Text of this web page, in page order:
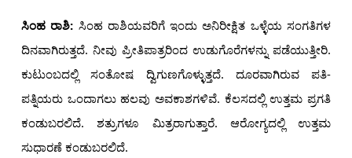
ಸಿಂಹ ರಾಶಿ: ಸಿಂಹ ರಾಶಿಯವರಿಗೆ ಇಂದು ಅನಿರೀಕ್ಷಿತ ಒಳ್ಳೆಯ ಸಂಗತಿಗಳ
ದಿನವಾಗಿರುತ್ತದೆ. ನೀವು ಪ್ರೀತಿಪಾತ್ರರಿಂದ ಉಡುಗೊರೆಗಳನ್ನು ಪಡೆಯುತ್ತೀರಿ.
ಕುಟುಂಬದಲ್ಲಿ ಸಂತೋಷ ದ್ವಿಗುಣಗೊಳ್ಳುತ್ತದೆ. ದೂರವಾಗಿರುವ ಪತಿ-
ಪತ್ನಿಯರು ಒಂದಾಗಲು ಹಲವು ಅವಕಾಶಗಳಿವೆ. ಕೆಲಸದಲ್ಲಿ ಉತ್ತಮ ಪ್ರಗತಿ
ಕಂಡುಬರಲಿದೆ. ಶತ್ರುಗಳೂ ಮಿತ್ರರಾಗುತ್ತಾರೆ. ಆರೋಗ್ಯದಲ್ಲಿ ಉತ್ತಮ
ಸುಧಾರಣೆ ಕಂಡುಬರಲಿದೆ.